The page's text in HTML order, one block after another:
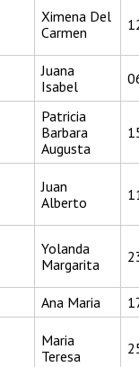
Ximena Del
Carmen
Juana
Isabel
Patricia
Barbara
Augusta
Juan
Alberto
Yolanda
Margarita
Ana Maria
Maria
Teresa